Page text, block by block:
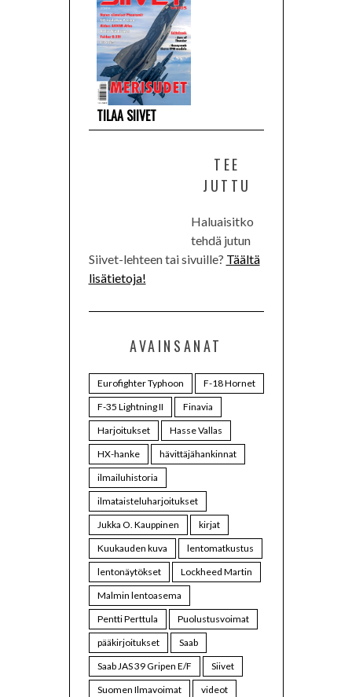
TILAA SIIVET
TEE
JUTTU
Haluaisitko
tehdä jutun
Siivet-lehteen tai sivuille? Täältä
lisätietoja!
AVAINSANAT
Eurofighter Typhoon
F-18 Hornet
F-35 Lightning II
Finavia
Harjoitukset
Hasse Vallas
HX-hanke
hävittäjähankinnat
ilmailuhistoria
ilmataisteluharjoitukset
Jukka O. Kauppinen
kirjat
Kuukauden kuva
lentomatkustus
lentonäytökset
Lockheed Martin
Malmin lentoasema
Pentti Perttula
Puolustusvoimat
pääkirjoitukset
Saab
Saab JAS 39 Gripen E/F
Siivet
Suomen Ilmavoimat
videot